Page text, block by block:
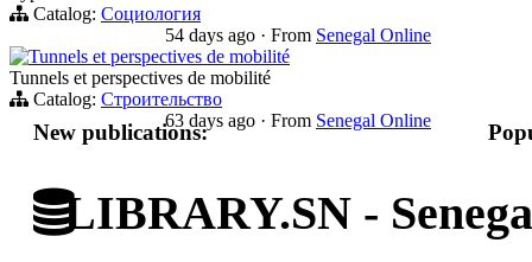
Catalog: Социология
54 days ago · From Senegal Online
Tunnels et perspectives de mobilité
Tunnels et perspectives de mobilité
Catalog: Строительство
63 days ago · From Senegal Online
New publications:
LIBRARY.SN -